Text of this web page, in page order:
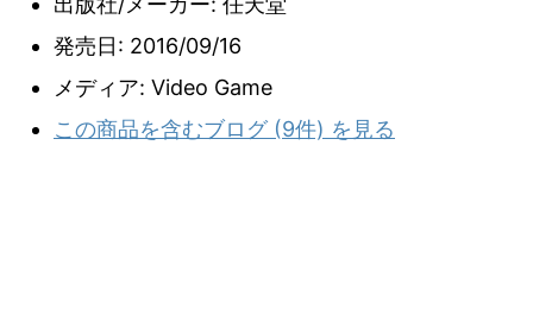
発売日: 2016/09/16
メディア: Video Game
この商品を含むブログ (9件) を見る